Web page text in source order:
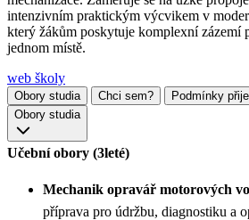
intenzivním praktickým výcvikem v
který žákům poskytuje komplexní zázemí
jednom místě.
web školy
Obory studia Chci sem? Podmínky
Obory studia
Učební obory (3leté)
Mechanik opravář motorových
příprava pro údržbu, diagnostiku a